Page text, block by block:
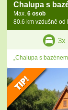
Chalupa s
Max. 6 osob
80.6 km vzdušně od
3x
„Chalupa s